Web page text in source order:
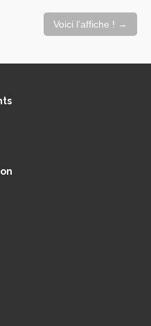
Voici l’affiche ! →